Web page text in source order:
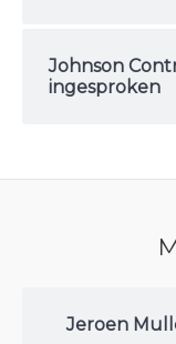
Johnson
ingesproken
Jeroen